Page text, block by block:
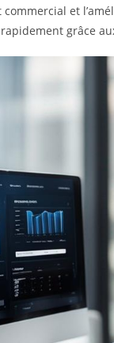
et
grâce